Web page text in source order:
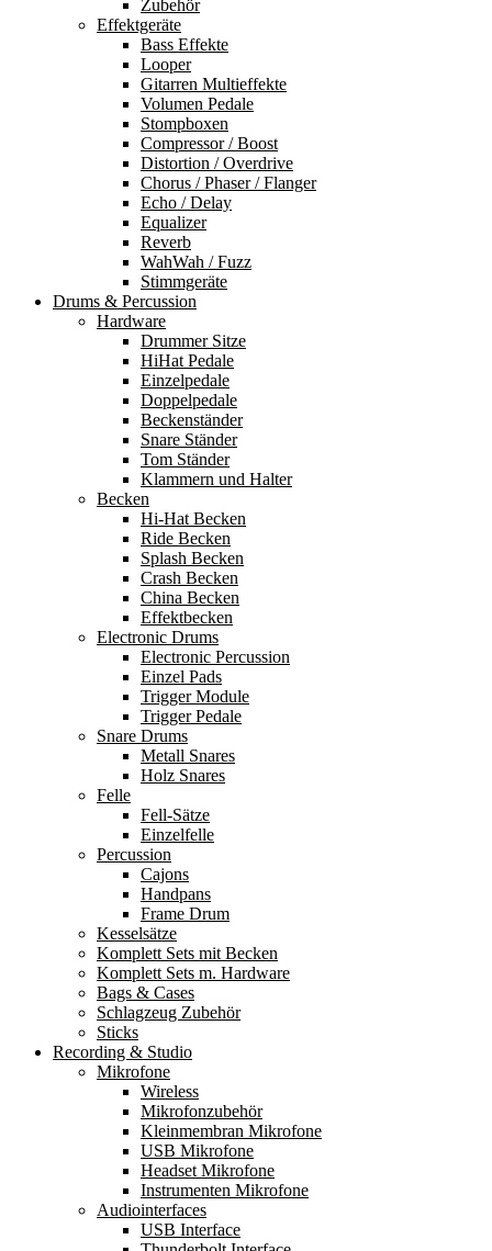
Zubehör
Effektgeräte
Bass Effekte
Looper
Gitarren Multieffekte
Volumen Pedale
Stompboxen
Compressor / Boost
Distortion / Overdrive
Chorus / Phaser / Flanger
Echo / Delay
Equalizer
Reverb
WahWah / Fuzz
Stimmgeräte
Drums & Percussion
Hardware
Drummer Sitze
HiHat Pedale
Einzelpedale
Doppelpedale
Beckenständer
Snare Ständer
Tom Ständer
Klammern und Halter
Becken
Hi-Hat Becken
Ride Becken
Splash Becken
Crash Becken
China Becken
Effektbecken
Electronic Drums
Electronic Percussion
Einzel Pads
Trigger Module
Trigger Pedale
Snare Drums
Metall Snares
Holz Snares
Felle
Fell-Sätze
Einzelfelle
Percussion
Cajons
Handpans
Frame Drum
Kesselsätze
Komplett Sets mit Becken
Komplett Sets m. Hardware
Bags & Cases
Schlagzeug Zubehör
Sticks
Recording & Studio
Mikrofone
Wireless
Mikrofonzubehör
Kleinmembran Mikrofone
USB Mikrofone
Headset Mikrofone
Instrumenten Mikrofone
Audiointerfaces
USB Interface